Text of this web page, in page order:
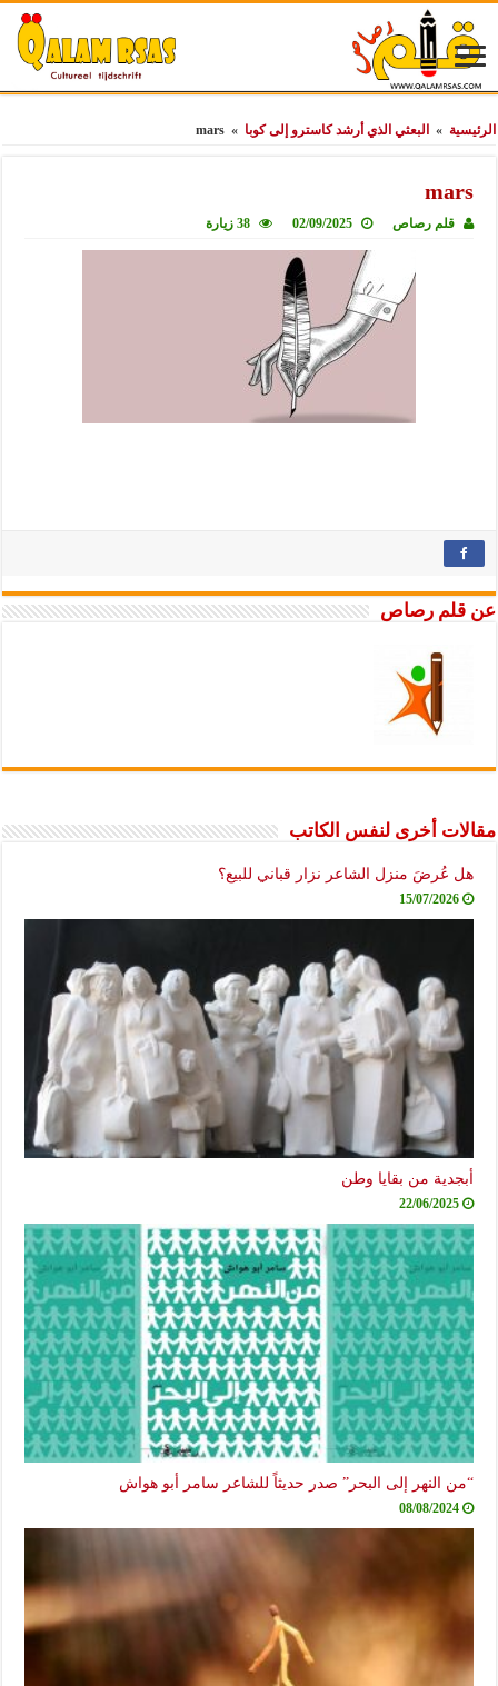
الرئيسية » البعثي الذي أرشد كاسترو إلى كوبا »
mars
mars
قلم رصاص 02/09/2025 38 زيارة
عن قلم رصاص
مقالات أخرى لنفس الكاتب
هل عُرضَ منزل الشاعر نزار قباني للبيع؟
15/07/2026
أبجدية من بقايا وطن
22/06/2025
“من النهر إلى البحر” صدر حديثاً للشاعر سامر أبو هواش
08/08/2024